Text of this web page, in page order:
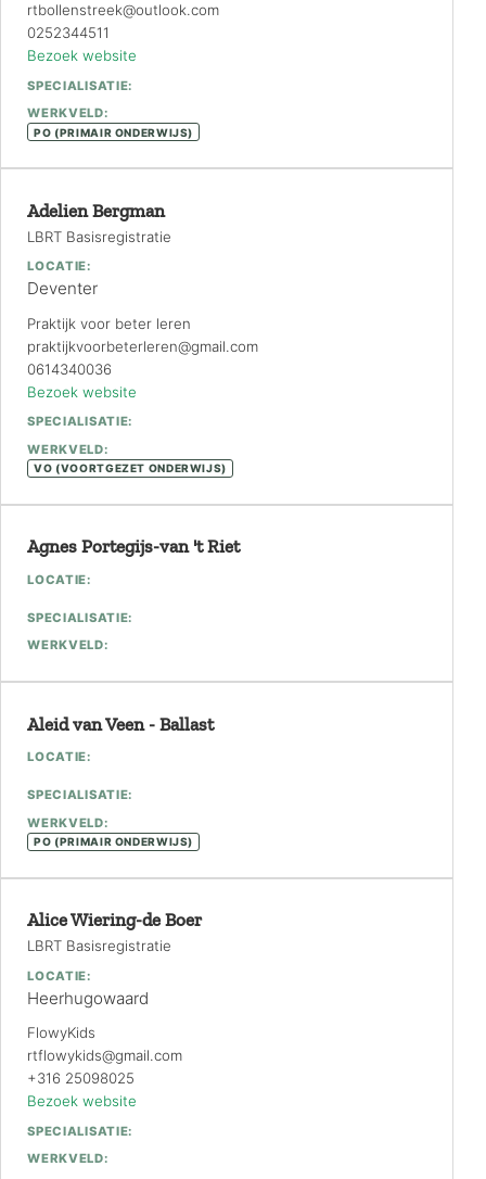
rtbollenstreek@outlook.com
0252344511
Bezoek website
SPECIALISATIE:
WERKVELD:
PO (PRIMAIR ONDERWIJS)
Adelien Bergman
LBRT Basisregistratie
LOCATIE:
Deventer
Praktijk voor beter leren
praktijkvoorbeterleren@gmail.com
0614340036
Bezoek website
SPECIALISATIE:
WERKVELD:
VO (VOORTGEZET ONDERWIJS)
Agnes Portegijs-van 't Riet
LOCATIE:
SPECIALISATIE:
WERKVELD:
Aleid van Veen - Ballast
LOCATIE:
SPECIALISATIE:
WERKVELD:
PO (PRIMAIR ONDERWIJS)
Alice Wiering-de Boer
LBRT Basisregistratie
LOCATIE:
Heerhugowaard
FlowyKids
rtflowykids@gmail.com
+316 25098025
Bezoek website
SPECIALISATIE:
WERKVELD: